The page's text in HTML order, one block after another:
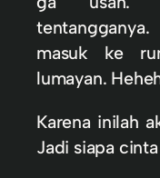
masuk ke
lumayan.
Karena inilah
Jadi siapa